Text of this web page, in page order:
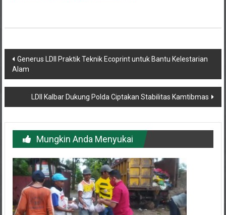
Navigasi
pos
Generus LDII Praktik Teknik Ecoprint untuk Bantu Kelestarian
Alam
LDII Kalbar Dukung Polda Ciptakan Stabilitas Kamtibmas
Mungkin Anda Menyukai